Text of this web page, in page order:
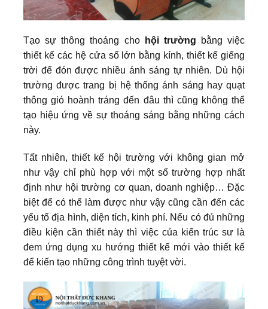
Tạo sự thông thoáng cho hội trường bằng việc
thiết kế các hệ cửa sổ lớn bằng kính, thiết kế giếng
trời để đón được nhiều ánh sáng tự nhiên. Dù hội
trường được trang bị hệ thống ánh sáng hay quạt
thông gió hoành tráng đến đâu thì cũng không thể
tạo hiệu ứng về sự thoáng sáng bằng những cách
này.
Tất nhiên, thiết kế hội trường với không gian mở
như vậy chỉ phù hợp với một số trường hợp nhất
định như hội trường cơ quan, doanh nghiệp… Đặc
biệt để có thể làm được như vậy cũng cần đến các
yếu tố địa hình, diện tích, kinh phí. Nếu có đủ những
điều kiện cần thiết này thì việc của kiến trúc sư là
đem ứng dụng xu hướng thiết kế mới vào thiết kế
để kiến tạo những công trình tuyệt vời.